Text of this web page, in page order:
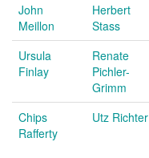
John
Meillon
Herbert
Stass
Ursula
Finlay
Renate
Pichler-
Grimm
Chips
Rafferty
Utz Richter